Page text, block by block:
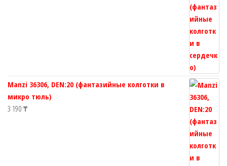
Manzi 36306, DEN:20 (фантазийные колготки в
микро тюль)
3 190 ₸